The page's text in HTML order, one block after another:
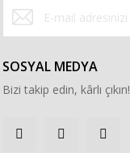
SOSYAL MEDYA
Bizi takip edin, kârlı çıkın!